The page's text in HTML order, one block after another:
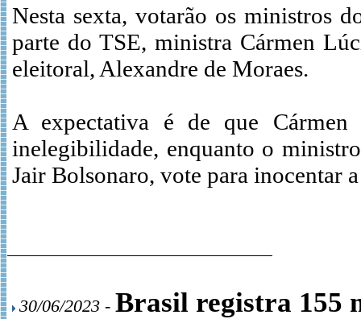
Nesta sexta, votarão os ministros
parte do TSE, ministra Cármen
eleitoral, Alexandre de Moraes.
A expectativa é de que
inelegibilidade, enquanto o
Jair Bolsonaro, vote para inocentar
30/06/2023 - Brasil registra 155